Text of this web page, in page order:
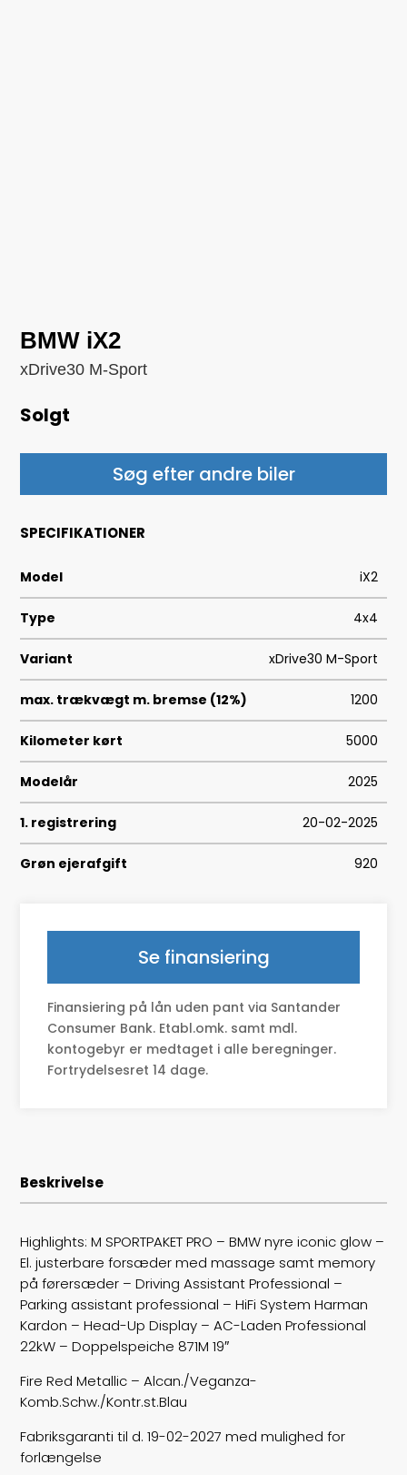
BMW iX2
xDrive30 M-Sport
Solgt
Søg efter andre biler
SPECIFIKATIONER
Model iX2
Type 4x4
Variant xDrive30 M-Sport
max. trækvægt m. bremse (12%) 1200
Kilometer kørt 5000
Modelår 2025
1. registrering 20-02-2025
Grøn ejerafgift 920
Type CUV
0-100 km/t
Tophastighed
Batterikapacitet
Længde 455
Bredde 185
Lasteevne
Trækhjul
ABS bremser
Se finansiering
Finansiering på lån uden pant via Santander
Consumer Bank. Etabl.omk. samt mdl.
kontogebyr er medtaget i alle beregninger.
Fortrydelsesret 14 dage.
Beskrivelse
Highlights: M SPORTPAKET PRO – BMW nyre iconic glow –
El. justerbare forsæder med massage samt memory
på førersæder – Driving Assistant Professional –
Parking assistant professional – HiFi System Harman
Kardon – Head-Up Display – AC-Laden Professional
22kW – Doppelspeiche 871M 19″
Fire Red Metallic – Alcan./Veganza-
Komb.Schw./Kontr.st.Blau
Fabriksgaranti til d. 19-02-2027 med mulighed for
forlængelse